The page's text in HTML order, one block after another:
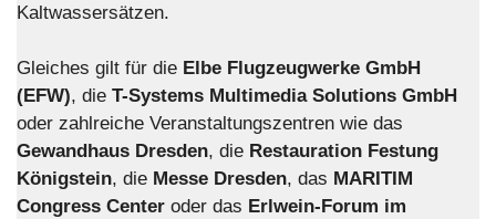
Kaltwassersätzen.
Gleiches gilt für die Elbe Flugzeugwerke GmbH
(EFW), die T-Systems Multimedia Solutions GmbH
oder zahlreiche Veranstaltungszentren wie das
Gewandhaus Dresden, die Restauration Festung
Königstein, die Messe Dresden, das MARITIM
Congress Center oder das Erlwein-Forum im